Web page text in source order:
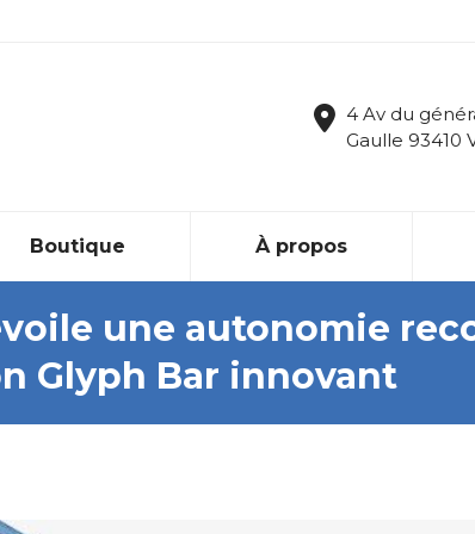
4 Av du
Gaulle 93410
Boutique À propos
une autonomie
Glyph Bar innovant